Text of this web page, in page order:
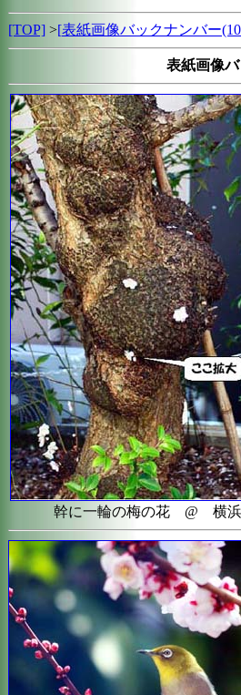
[TOP] >[表紙画像バックナンバー
表紙画像バ
幹に一輪の梅の花 @ 横浜